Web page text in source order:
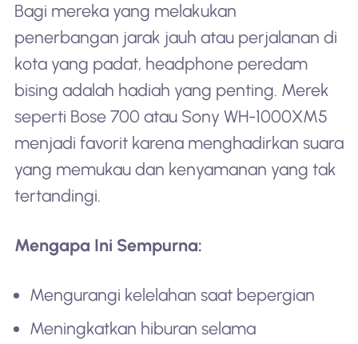
Bagi mereka yang melakukan
penerbangan jarak jauh atau perjalanan di
kota yang padat, headphone peredam
bising adalah hadiah yang penting. Merek
seperti Bose 700 atau Sony WH-1000XM5
menjadi favorit karena menghadirkan suara
yang memukau dan kenyamanan yang tak
tertandingi.
Mengapa Ini Sempurna:
Mengurangi kelelahan saat bepergian
Meningkatkan hiburan selama